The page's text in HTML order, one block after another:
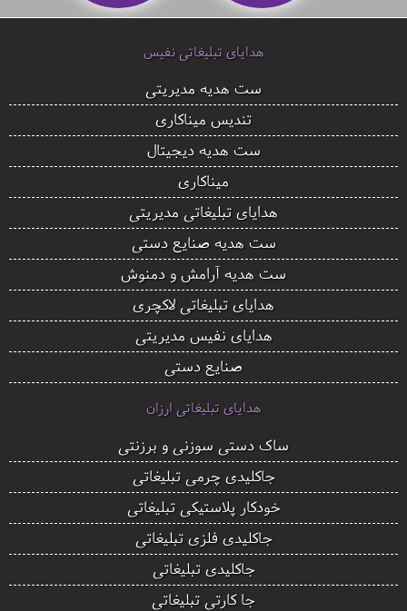
هدایای تبلیغاتی نفیس
ست هدیه مدیریتی
تندیس میناکاری
ست هدیه دیجیتال
میناکاری
هدایای تبلیغاتی مدیریتی
ست هدیه صنایع دستی
ست هدیه آرامش و دمنوش
هدایای تبلیغاتی لاکچری
هدایای نفیس مدیریتی
صنایع دستی
هدایای تبلیغاتی ارزان
ساک دستی سوزنی و برزنتی
جاکلیدی چرمی تبلیغاتی
خودکار پلاستیکی تبلیغاتی
جاکلیدی فلزی تبلیغاتی
جاکلیدی تبلیغاتی
جا کارتی تبلیغاتی